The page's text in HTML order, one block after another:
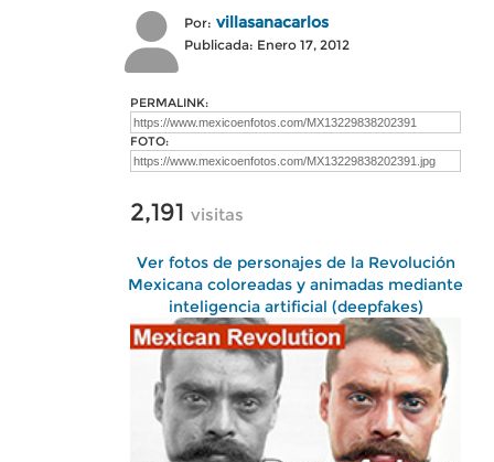
Por: villasanacarlos
Publicada: Enero 17, 2012
PERMALINK:
FOTO:
2,191 visitas
Ver fotos de personajes de la Revolución
Mexicana coloreadas y animadas mediante
inteligencia artificial (deepfakes)